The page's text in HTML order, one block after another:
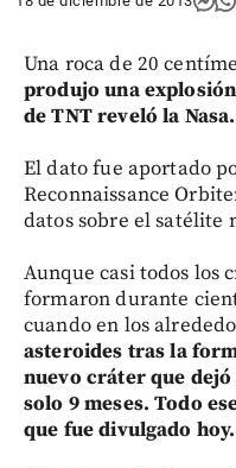
Una roca de 20
produjo una
de TNT reveló la Nasa.
El dato fue aportado
Reconnaissance
datos sobre el satélite
Aunque casi todos los
formaron durante
cuando en los
asteroides tras la
nuevo cráter que
solo 9 meses. Todo
que fue divulgado hoy.